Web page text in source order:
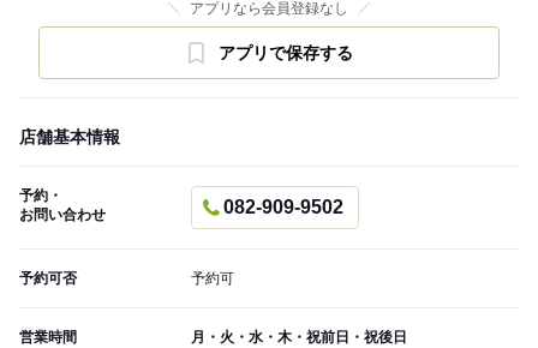
アプリなら会員登録なし
アプリで保存する
店舗基本情報
予約・
お問い合わせ
082-909-9502
予約可否 予約可
営業時間 月・火・水・木・祝前日・祝後日